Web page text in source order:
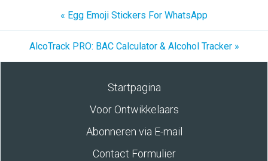
« Egg Emoji Stickers For WhatsApp
AlcoTrack PRO: BAC Calculator & Alcohol Tracker »
Startpagina
Voor Ontwikkelaars
Abonneren via E-mail
Contact Formulier